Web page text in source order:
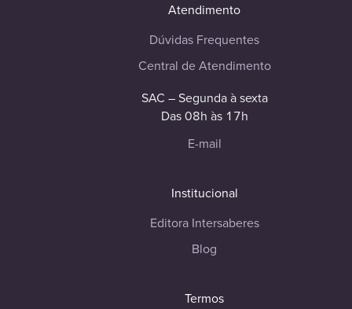
Atendimento
Dúvidas Frequentes
Central de Atendimento
SAC – Segunda à sexta
Das 08h às 17h
E-mail
Institucional
Editora Intersaberes
Blog
Termos